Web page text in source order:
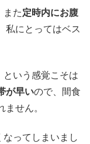
また定時内にお腹
私にとってはベス
いう感覚こそは
が早いので、間食
せん。
ってしまいまし